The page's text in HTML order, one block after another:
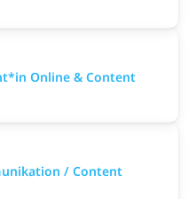
Online & Content
/ Content